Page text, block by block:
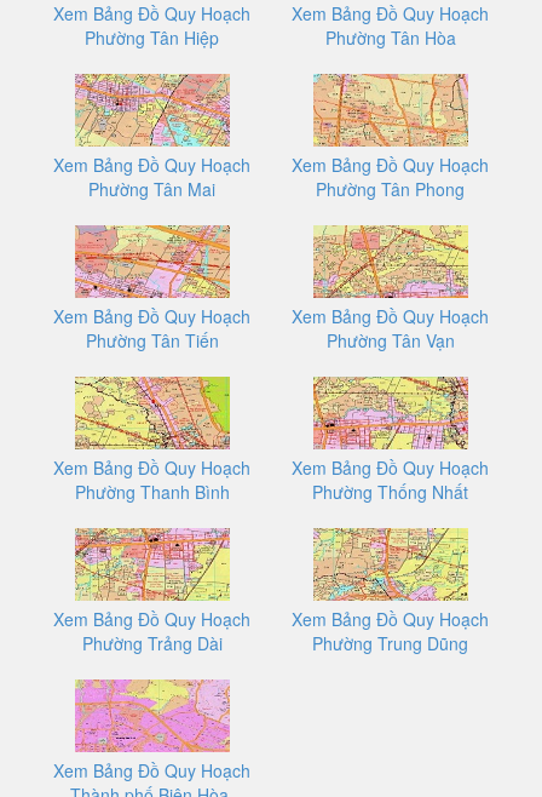
Xem Bảng Đồ Quy Hoạch
Phường Tân Hiệp
Xem Bảng Đồ Quy Hoạch
Phường Tân Hòa
Xem Bảng Đồ Quy Hoạch
Phường Tân Mai
Xem Bảng Đồ Quy Hoạch
Phường Tân Phong
Xem Bảng Đồ Quy Hoạch
Phường Tân Tiến
Xem Bảng Đồ Quy Hoạch
Phường Tân Vạn
Xem Bảng Đồ Quy Hoạch
Phường Thanh Bình
Xem Bảng Đồ Quy Hoạch
Phường Thống Nhất
Xem Bảng Đồ Quy Hoạch
Phường Trảng Dài
Xem Bảng Đồ Quy Hoạch
Phường Trung Dũng
Xem Bảng Đồ Quy Hoạch